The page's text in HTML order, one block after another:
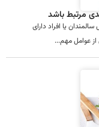
مرتبط باشد
یا افراد دارای
عوامل مهم...